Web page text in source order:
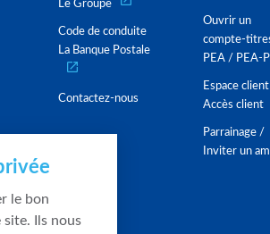
Le Groupe
Code de conduite
La Banque Postale
Contactez-nous
Ouvrir un
compte-
PEA / PEA-
Espace
Accès client
Parrainage /
Inviter un
le bon
Ils nous